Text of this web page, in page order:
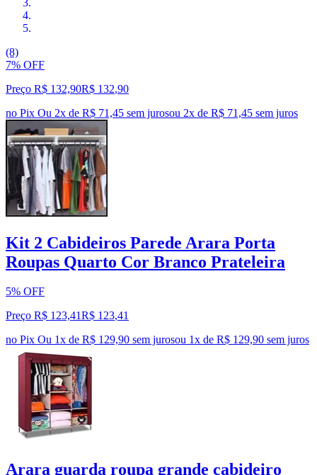
(8)
7% OFF
Preço R$ 132,90R$ 132,90
no Pix Ou 2x de R$ 71,45 sem jurosou 2x de R$ 71,45 sem juros
Kit 2 Cabideiros Parede Arara Porta
Roupas Quarto Cor Branco Prateleira
5% OFF
Preço R$ 123,41R$ 123,41
no Pix Ou 1x de R$ 129,90 sem jurosou 1x de R$ 129,90 sem juros
Arara guarda roupa grande cabideiro